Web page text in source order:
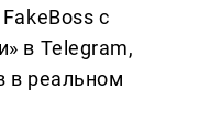
с
в Telegram,
в реальном